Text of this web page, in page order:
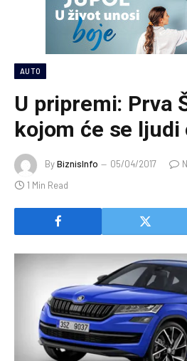
AUTO
U pripremi: Prva
kojom će se
ByBiznisInfo 05/04/2017
1 Min Read